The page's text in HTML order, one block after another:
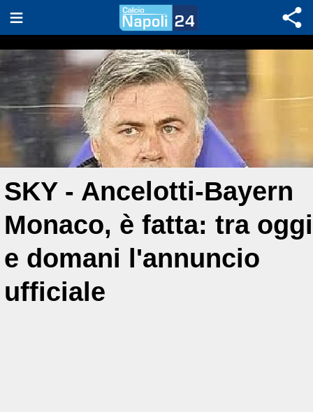
SKY - Ancelotti-Bayern
Monaco, è fatta: tra oggi
e domani l'annuncio
ufficiale